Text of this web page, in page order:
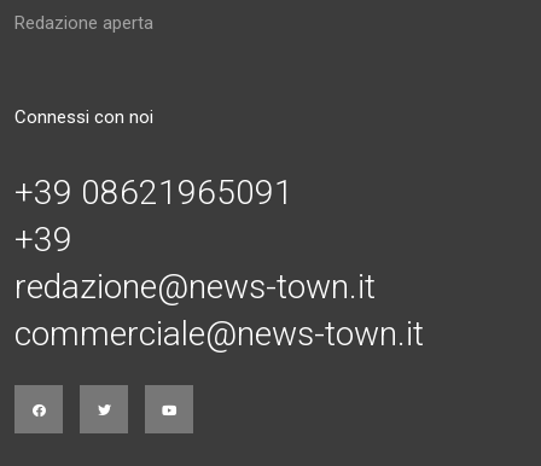
Redazione aperta
Connessi con noi
+39 08621965091
+39
redazione@news-town.it
commerciale@news-town.it